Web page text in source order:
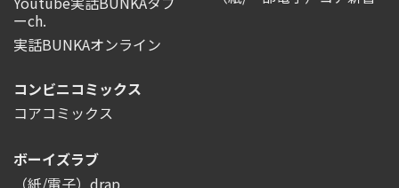
ーch.
実話BUNKAオンライン
コンビニコミックス
コアコミックス
ボーイズラブ
（紙/電子）drap